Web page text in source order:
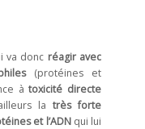
va donc réagir avec
(protéines et
àtoxicité directe
latrès forte
et l’ADNqui lui